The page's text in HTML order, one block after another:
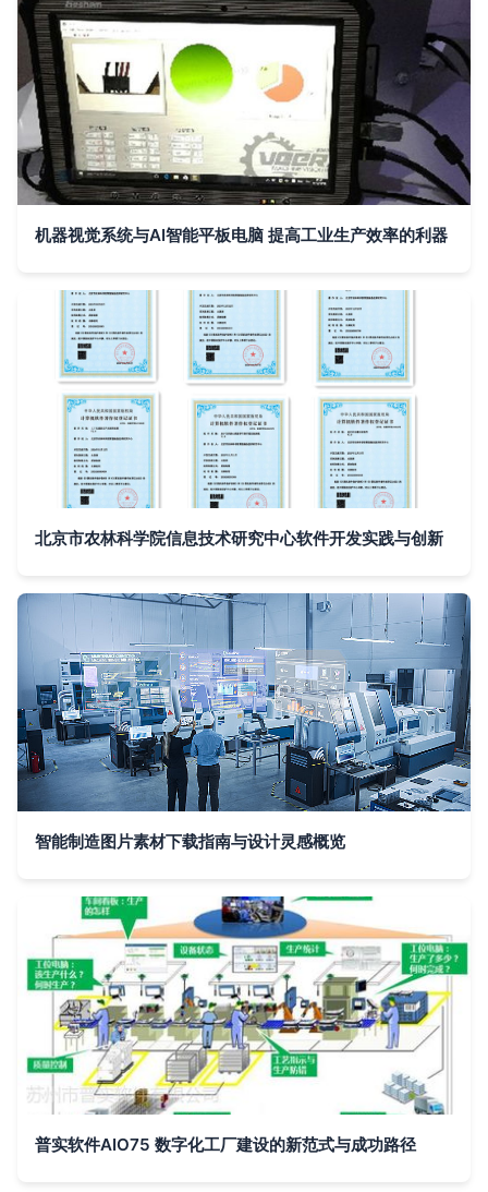
机器视觉系统与AI智能平板电脑 提高工业生产效率的利器
北京市农林科学院信息技术研究中心软件开发实践与创新
智能制造图片素材下载指南与设计灵感概览
普实软件AIO75 数字化工厂建设的新范式与成功路径